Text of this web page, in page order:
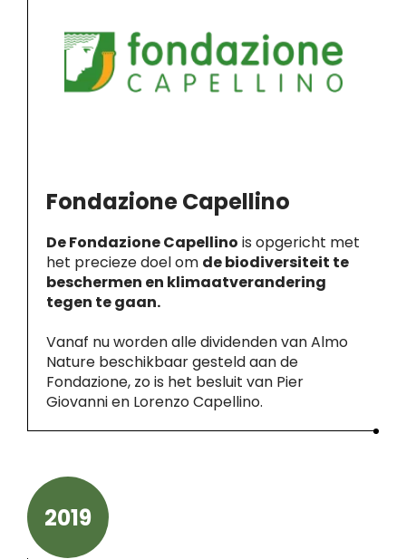
Fondazione Capellino
De Fondazione Capellino is opgericht met
het precieze doel om de biodiversiteit te
beschermen en klimaatverandering
tegen te gaan.
Vanaf nu worden alle dividenden van Almo
Nature beschikbaar gesteld aan de
Fondazione, zo is het besluit van Pier
Giovanni en Lorenzo Capellino.
2019